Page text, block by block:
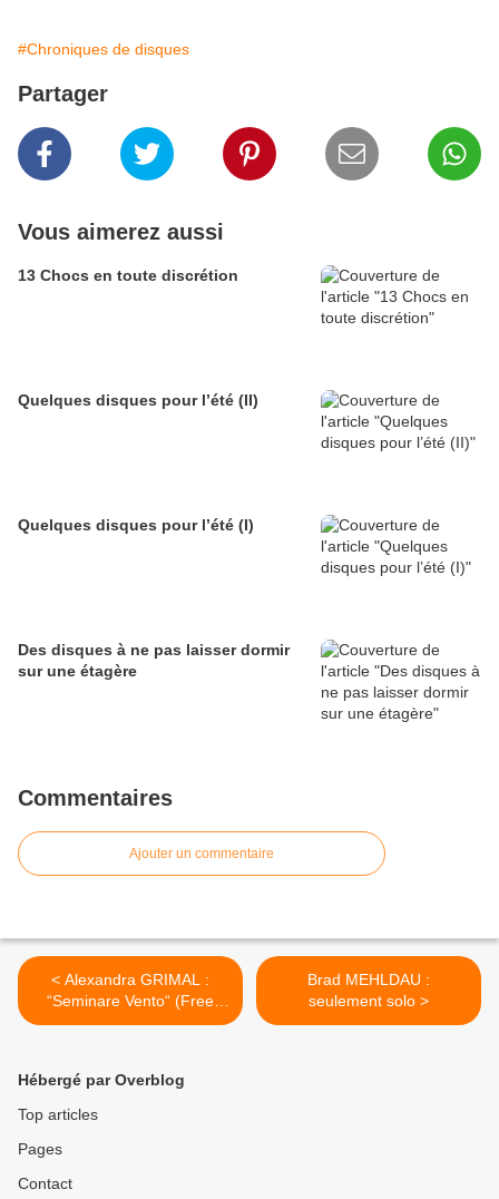
#Chroniques de disques
Partager
Vous aimerez aussi
13 Chocs en toute discrétion
Quelques disques pour l’été (II)
Quelques disques pour l’été (I)
Des disques à ne pas laisser dormir
sur une étagère
Commentaires
Ajouter un commentaire
< Alexandra GRIMAL :
“Seminare Vento“ (Free
Lance/Sphinx distribution)
Brad MEHLDAU :
seulement solo >
Hébergé par Overblog
Top articles
Pages
Contact